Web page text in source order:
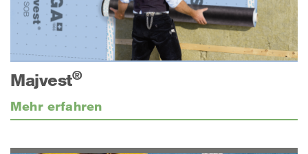
Majvest®
Mehr erfahren